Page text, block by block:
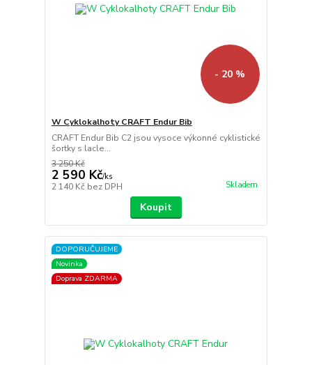
- 20 %
W Cyklokalhoty CRAFT Endur Bib
CRAFT Endur Bib C2 jsou vysoce výkonné cyklistické
šortky s lacle...
3 250 Kč
2 590 Kč/ks
2 140 Kč bez DPH Skladem
Koupit
DOPORUČUJEME
Novinka
Doprava ZDARMA